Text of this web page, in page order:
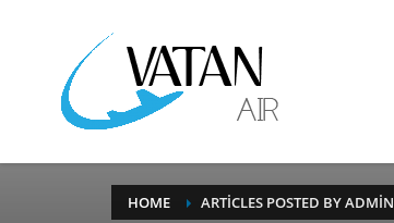
HOME ARTICLES POSTED BY ADMIN